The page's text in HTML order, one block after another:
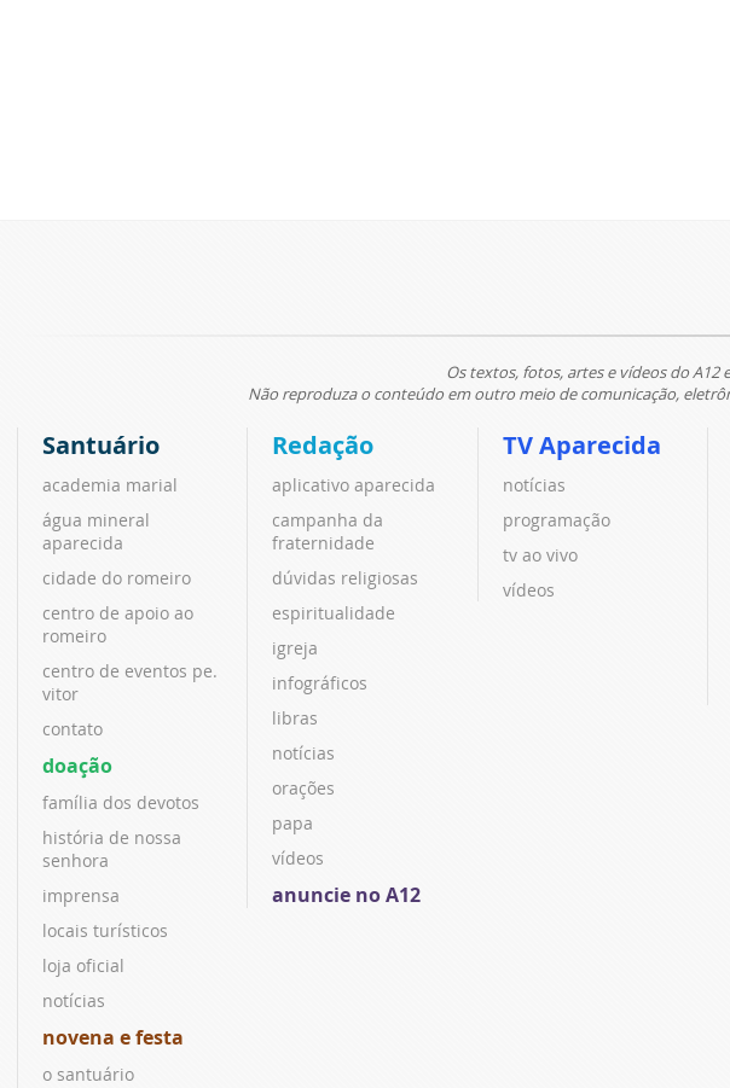
Os textos, fotos, artes e vídeos do
Não reproduza o conteúdo em outro meio de comunicação,
Santuário
academia marial
água mineral
aparecida
cidade do romeiro
centro de apoio ao
romeiro
centro de eventos pe.
vitor
contato
doação
família dos devotos
história de nossa
senhora
imprensa
locais turísticos
loja oficial
notícias
novena e festa
o santuário
Redação
aplicativo aparecida
campanha da
fraternidade
dúvidas religiosas
espiritualidade
igreja
infográficos
libras
notícias
orações
papa
vídeos
anuncie no A12
TV Aparecida
notícias
programação
tv ao vivo
vídeos